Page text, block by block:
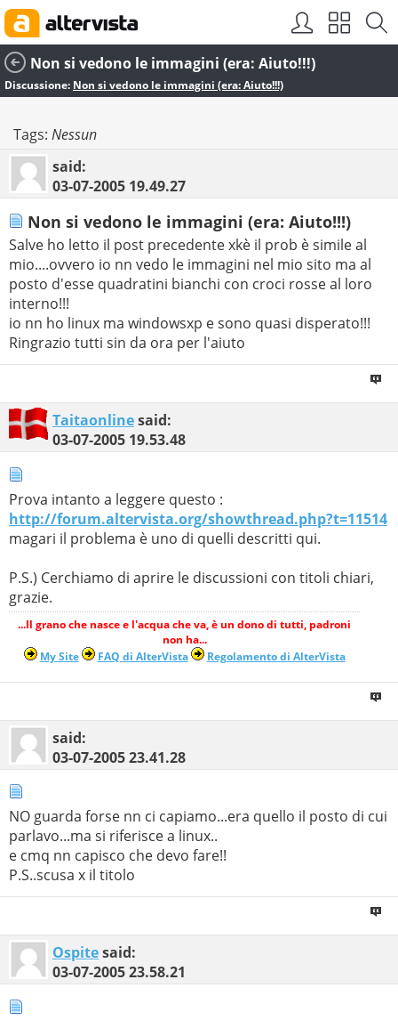
Non si vedono le immagini (era: Aiuto!!!)
Discussione: Non si vedono le immagini (era: Aiuto!!!)
Tags: Nessun
said:
03-07-2005 19.49.27
Non si vedono le immagini (era: Aiuto!!!)
Salve ho letto il post precedente xkè il prob è simile al
mio....ovvero io nn vedo le immagini nel mio sito ma al
posto d'esse quadratini bianchi con croci rosse al loro
interno!!!
io nn ho linux ma windowsxp e sono quasi disperato!!!
Ringrazio tutti sin da ora per l'aiuto
Taitaonlinesaid:
03-07-2005 19.53.48
Prova intanto a leggere questo :
http://forum.altervista.org/showthread.php?t=11514
magari il problema è uno di quelli descritti qui.
P.S.) Cerchiamo di aprire le discussioni con titoli chiari,
grazie.
...Il grano che nasce e l'acqua che va, è un dono di tutti, padroni
non ha...
My Site
FAQ di AlterVista Regolamento di AlterVista
said:
03-07-200523.41.28
NO guarda forse nn ci capiamo...era quello il posto di cui
parlavo...ma si riferisce a linux..
e cmq nn capisco che devo fare!!
P.S..scusa x il titolo
Ospitesaid:
03-07-200523.58.21